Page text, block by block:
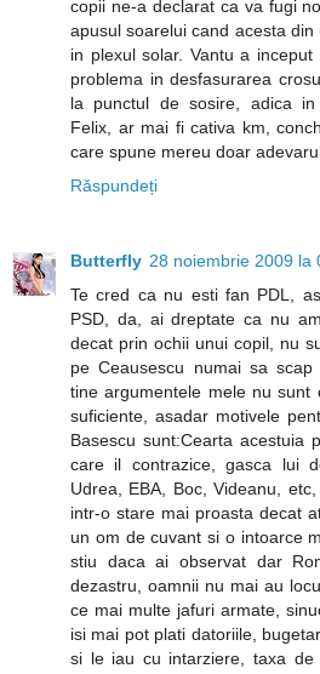
copii ne-a declarat ca va fugi
apusul soarelui cand acesta
in plexul solar. Vantu a
problema in desfasurarea
la punctul de sosire, adica in
Felix, ar mai fi cativa km,
care spune mereu doar
Răspundeți
Butterfly 28 noiembrie 2009 la
Te cred ca nu esti fan PDL,
PSD, da, ai dreptate ca nu
decat prin ochii unui copil, nu
pe Ceausescu numai sa
tine argumentele mele nu
suficiente, asadar motivele
Basescu sunt:Cearta acestuia
care il contrazice, gasca lui
Udrea, EBA, Boc, Videanu,
intr-o stare mai proasta decat
un om de cuvant si o intoarce
stiu daca ai observat dar
dezastru, oamnii nu mai au
ce mai multe jafuri armate,
isi mai pot plati datoriile,
si le iau cu intarziere, taxa de